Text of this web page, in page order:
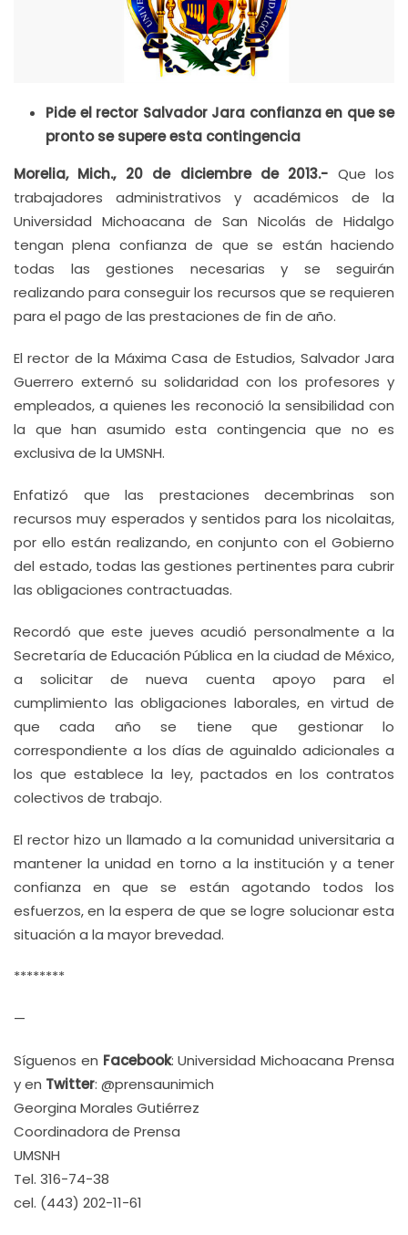
Pide el rector Salvador Jara confianza en que se
pronto se supere esta contingencia
Morelia, Mich., 20 de diciembre de 2013.- Que los
trabajadores administrativos y académicos de la
Universidad Michoacana de San Nicolás de Hidalgo
tengan plena confianza de que se están haciendo
todas las gestiones necesarias y se seguirán
realizando para conseguir los recursos que se requieren
para el pago de las prestaciones de fin de año.
El rector de la Máxima Casa de Estudios, Salvador Jara
Guerrero externó su solidaridad con los profesores y
empleados, a quienes les reconoció la sensibilidad con
la que han asumido esta contingencia que no es
exclusiva de la UMSNH.
Enfatizó que las prestaciones decembrinas son
recursos muy esperados y sentidos para los nicolaitas,
por ello están realizando, en conjunto con el Gobierno
del estado, todas las gestiones pertinentes para cubrir
las obligaciones contractuadas.
Recordó que este jueves acudió personalmente a la
Secretaría de Educación Pública en la ciudad de México,
a solicitar de nueva cuenta apoyo para el
cumplimiento las obligaciones laborales, en virtud de
que cada año se tiene que gestionar lo
correspondiente a los días de aguinaldo adicionales a
los que establece la ley, pactados en los contratos
colectivos de trabajo.
El rector hizo un llamado a la comunidad universitaria a
mantener la unidad en torno a la institución y a tener
confianza en que se están agotando todos los
esfuerzos, en la espera de que se logre solucionar esta
situación a la mayor brevedad.
********
—
Síguenos en Facebook: Universidad Michoacana Prensa
y en Twitter: @prensaunimich
Georgina Morales Gutiérrez
Coordinadora de Prensa
UMSNH
Tel. 316-74-38
cel. (443) 202-11-61